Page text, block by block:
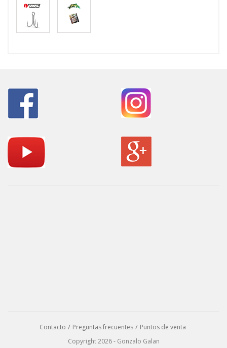
Contacto Preguntas frecuentes
Puntos de venta
Copyright 2026 - Gonzalo Galan